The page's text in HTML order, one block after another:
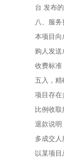
台 发布
八、服务
本项目向
购人发送
收费标准
五入，
项目存在
比例收取
退款说明
多成交人
以某项